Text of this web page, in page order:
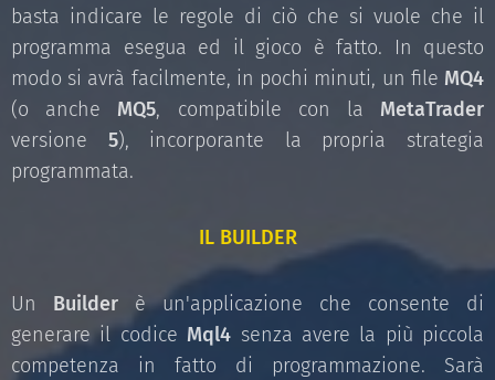
basta indicare le regole di ciò che si vuole che il
programma esegua ed il gioco è fatto. In questo
modo si avrà facilmente, in pochi minuti, un file MQ4
(o anche MQ5, compatibile con la MetaTrader
versione 5), incorporante la propria strategia
programmata.
IL BUILDER
Un Builder è un'applicazione che consente di
generare il codice Mql4 senza avere la più piccola
competenza in fatto di programmazione. Sarà